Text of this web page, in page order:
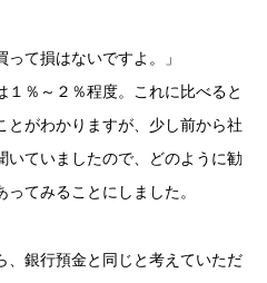
って損はないですよ。」
１％～２％程度。これに比べると
とがわかりますが、少し前から社
いていましたので、どのように勧
てみることにしました。
銀行預金と同じと考えていただ